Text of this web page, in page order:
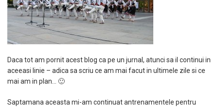
Daca tot am pornit acest blog ca pe un jurnal, atunci sa il continui in
aceeasi linie – adica sa scriu ce am mai facut in ultimele zile si ce
mai am in plan… 🙂
Saptamana aceasta mi-am continuat antrenamentele pentru